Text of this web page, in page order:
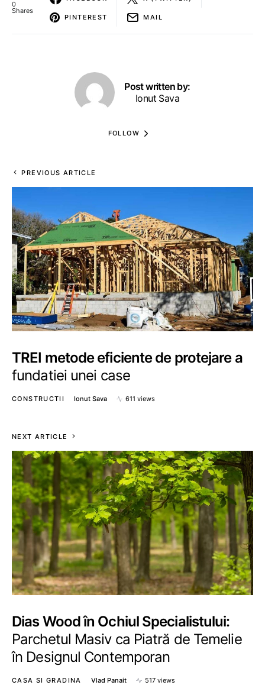
0
Shares
PINTEREST MAIL
Post written by:
Ionut Sava
FOLLOW
PREVIOUS ARTICLE
TREI metode eficiente de protejare a
fundatiei unei case
CONSTRUCTII Ionut Sava 611 views
NEXT ARTICLE
Dias Wood în Ochiul Specialistului:
Parchetul Masiv ca Piatră de Temelie
în Designul Contemporan
CASA SI GRADINA Vlad Panait 517 views